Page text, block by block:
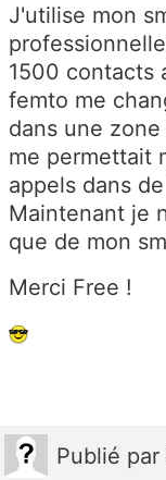
J'utilise mon
1500 contacts
femto me
dans une
me permettait
appels dans
Maintenant je
que de mon
Merci Free !
Publié par